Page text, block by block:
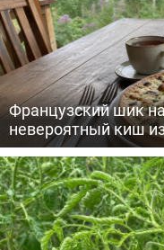
Французский шик
невероятный киш